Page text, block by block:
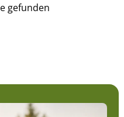
gefunden